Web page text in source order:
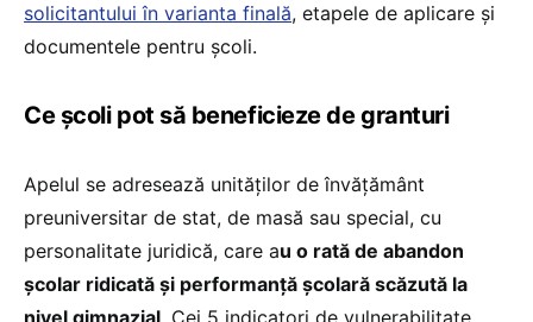
solicitantului în varianta finală, etapele de aplicare și
documentele pentru școli.
Ce școli pot să beneficieze de granturi
Apelul se adresează unităților de învățământ
preuniversitar de stat, de masă sau special, cu
personalitate juridică, care au o rată de abandon
școlar ridicată și performanță școlară scăzută la